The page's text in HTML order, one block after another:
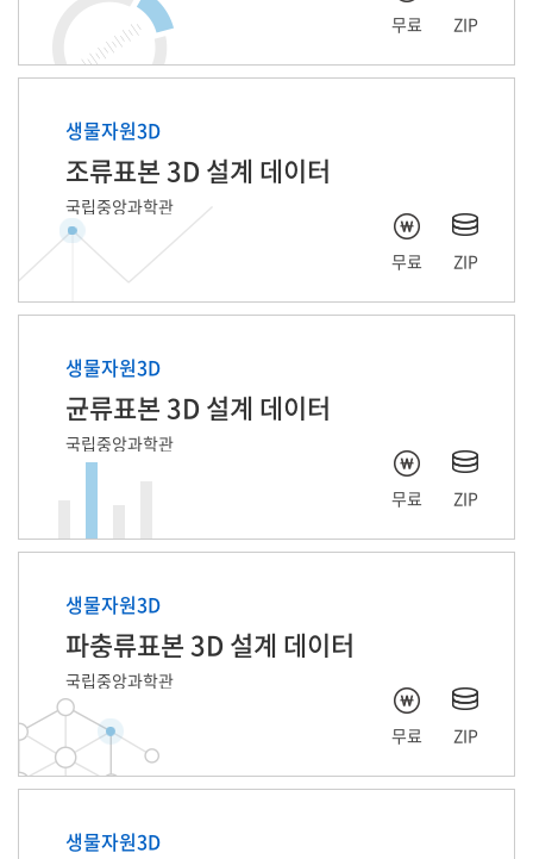
무료 ZIP
생물자원3D
조류표본 3D 설계 데이터
국립중앙과학관
무료 ZIP
생물자원3D
균류표본 3D 설계 데이터
국립중앙과학관
무료 ZIP
생물자원3D
파충류표본 3D 설계 데이터
국립중앙과학관
무료 ZIP
생물자원3D